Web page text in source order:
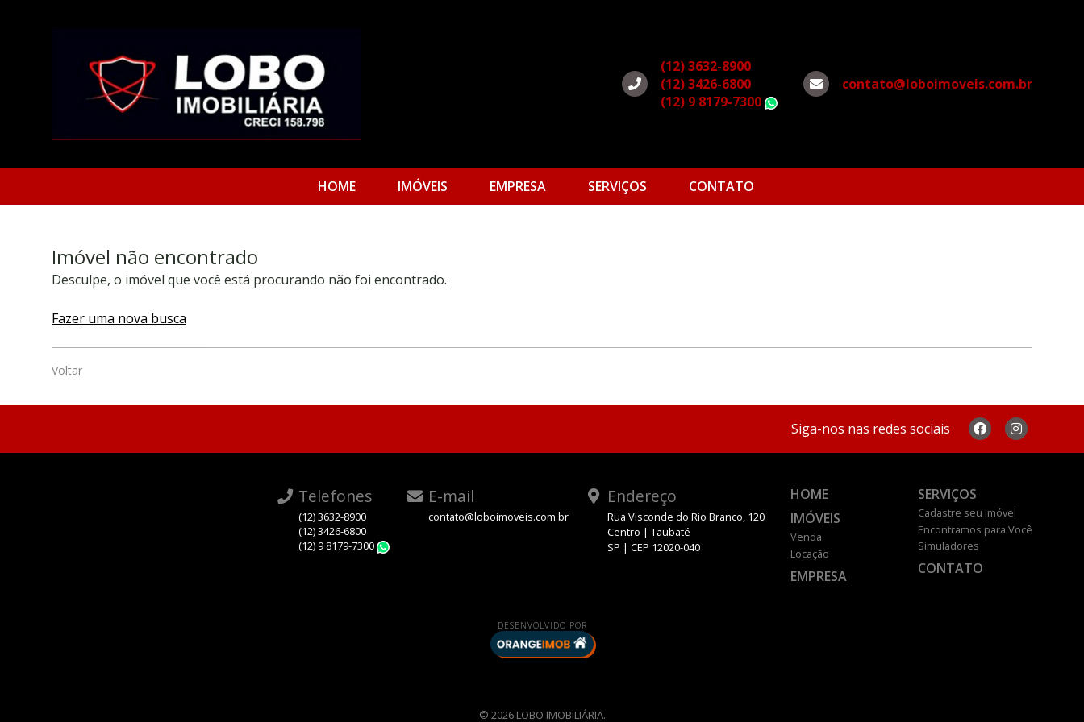
(12) 3632-8900
(12) 3426-6800
(12) 9 8179-7300
contato@loboimoveis.com.br
HOME IMÓVEIS EMPRESA SERVIÇOS CONTATO
Imóvel não encontrado
Desculpe, o imóvel que você está procurando não foi encontrado.
Fazer uma nova busca
Voltar
Siga-nos nas redes sociais
Telefones
(12) 3632-8900
(12) 3426-6800
(12) 9 8179-7300
E-mail
contato@loboimoveis.com.br
Endereço
Rua Visconde do Rio Branco, 120
Centro | Taubaté
SP | CEP 12020-040
HOME
IMÓVEIS
Venda
Locação
EMPRESA
SERVIÇOS
Cadastre seu Imóvel
Encontramos para Você
Simuladores
CONTATO
DESENVOLVIDO POR
© 2026 LOBO IMOBILIÁRIA.